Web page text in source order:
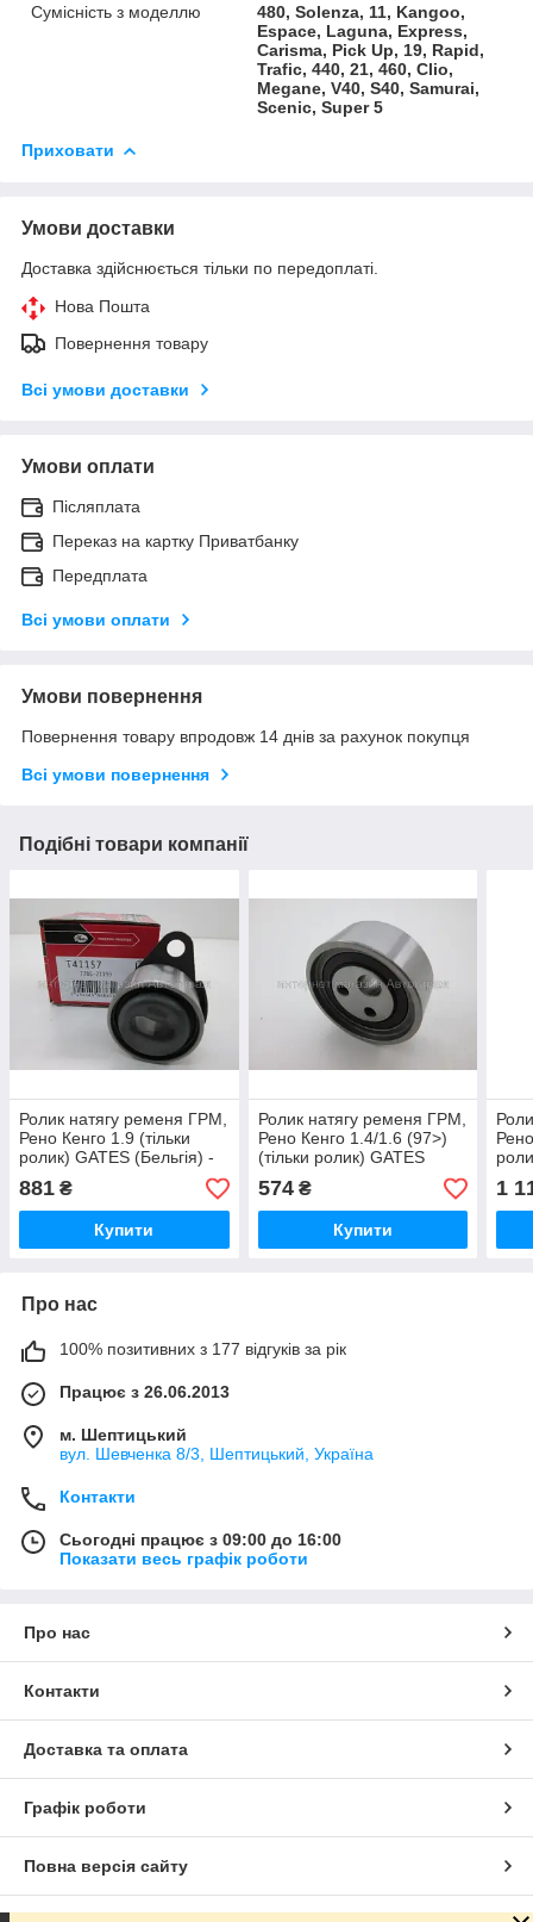
Сумісність з моделлю
480, Solenza, 11, Kangoo,
Espace, Laguna, Express,
Carisma, Pick Up, 19, Rapid,
Trafic, 440, 21, 460, Clio,
Megane, V40, S40, Samurai,
Scenic, Super 5
Приховати
Умови доставки
Доставка здійснюється тільки по передоплаті.
Нова Пошта
Повернення товару
Всі умови доставки
Умови оплати
Післяплата
Переказ на картку Приватбанку
Передплата
Всі умови оплати
Умови повернення
Повернення товару впродовж 14 днів за рахунок покупця
Всі умови повернення
Подібні товари компанії
Ролик натягу ременя ГРМ,
Рено Кенго 1.9 (тільки
ролик) GATES (Бельгія) -
881 ₴
Купити
Ролик натягу ременя ГРМ,
Рено Кенго 1.4/1.6 (97>)
(тільки ролик) GATES
574₴
Купити
1
Про нас
100% позитивних з 177 відгуків за рік
Працює з 26.06.2013
м. Шептицький
вул. Шевченка 8/3, Шептицький, Україна
Контакти
Сьогодні працює з 09:00 до 16:00
Показати весь графік роботи
Про нас
Контакти
Доставка та оплата
Графік роботи
Повна версія сайту